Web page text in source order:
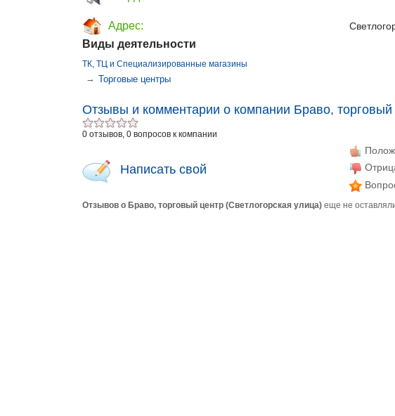
Адрес:
Виды деятельности
ТК, ТЦ и Специализированные магазины
→ Торговые центры
Отзывы и комментарии о компании Браво, торговый
0 отзывов, 0 вопросов к компании
Написать свой
Отзывов о Браво, торговый центр (Светлогорская улица) еще не